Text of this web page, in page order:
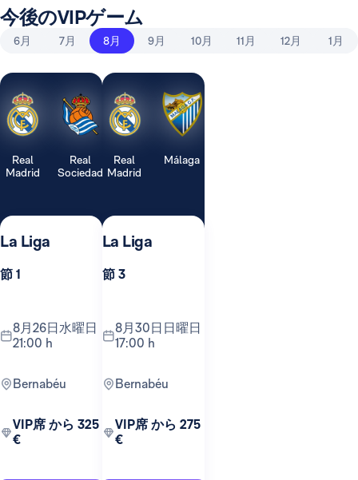
今後のVIPゲーム
6月 7月 8月 9月 10月 11月 12月 1月
Real
Madrid
Real
Sociedad
La Liga
節 1
8月26日水曜日
21:00 h
Bernabéu
VIP席 から 325
€
Real
Madrid
Málaga
La Liga
節 3
8月30日日曜日
17:00 h
Bernabéu
VIP席 から 275
€